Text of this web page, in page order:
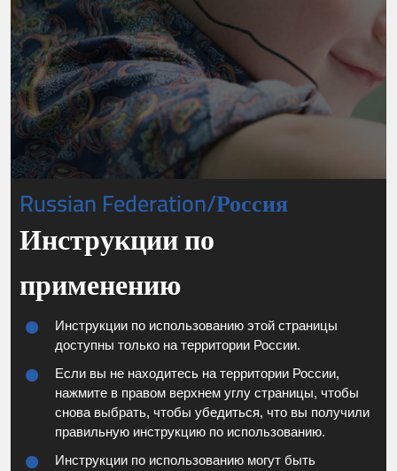
Russian Federation/Россия
Инструкции по
применению
Инструкции по использованию этой страницы
доступны только на территории России.
Если вы не находитесь на территории России,
нажмите в правом верхнем углу страницы, чтобы
снова выбрать, чтобы убедиться, что вы получили
правильную инструкцию по использованию.
Инструкции по использованию могут быть